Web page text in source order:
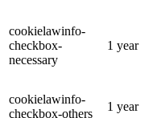
cookielawinfo-
checkbox-
necessary
1 year
cookielawinfo-
checkbox-others
1 year